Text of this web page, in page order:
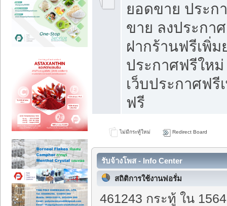
ยอดขาย ประก
ขาย ลงประกา
ฝากร้านฟรีเพิ่ม
ประกาศฟรีให
เว็บประกาศฟรี
ฟรี
ไม่มีกระทู้ใหม่ Redirect Board
รับจ้างโพส - Info Center
สถิติการใช้งานฟอรั่ม
461243 กระทู้ ใน